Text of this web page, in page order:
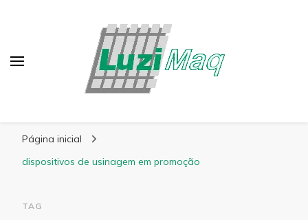
Página inicial
dispositivos de usinagem em promoção
TAG